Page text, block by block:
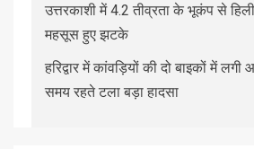
उत्तरकाशी में 4.2 तीव्रता के भूकंप से हिली
महसूस हुए झटके
हरिद्वार में कांवड़ियों की दो बाइकों में
समय रहते टला बड़ा हादसा